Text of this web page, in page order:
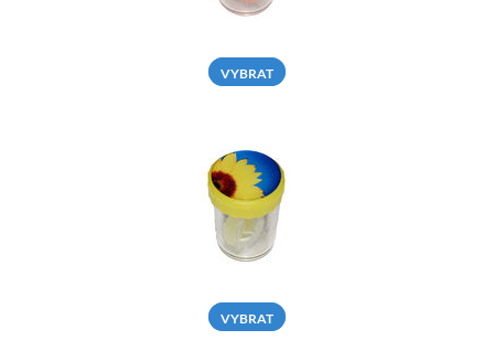
VYBRAT
VYBRAT